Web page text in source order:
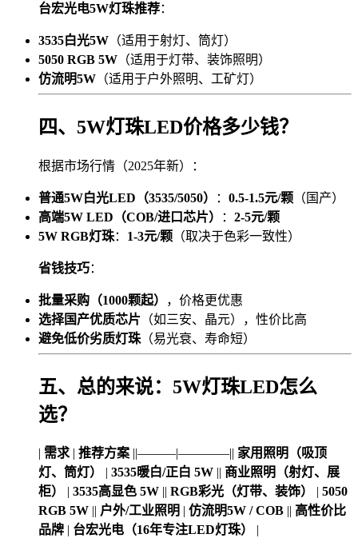
台宏光电5W灯珠推荐：
3535白光5W （适用于射灯、筒灯）
5050 RGB 5W （适用于灯带、装饰照明）
仿流明5W （适用于户外照明、工矿灯）
四、5W灯珠LED价格多少钱？
根据市场行情（2025年新）：
普通5W白光LED（3535/5050） ： 0.5-1.5元/颗 （国产）
高端5W LED（COB/进口芯片）
： 2-5元/颗
5W RGB灯珠： 1-3元/颗 （取决于色彩一致性）
省钱技巧：
批量采购（1000颗起）
，价格更优惠
选择国产优质芯片 （如三安、晶元），性价比高
避免低价劣质灯珠 （易光衰、寿命短）
五、总的来说：5W灯珠LED怎么
选？
| 需求| 推荐方案 ||———|————|| 家用照明（吸顶
灯、筒灯）
| 3535暖白/正白 5W || 商业照明（射灯、展
柜）
| 3535高显色 5W || RGB彩光（灯带、装饰） | 5050
RGB 5W || 户外/工业照明 | 仿流明5W / COB || 高性价比
品牌 | 台宏光电（16年专注LED灯珠） |